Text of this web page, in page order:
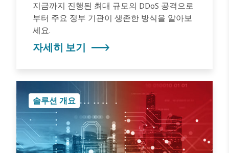
지금까지 진행된 최대 규모의 DDoS 공격으로
부터 주요 정부 기관이 생존한 방식을 알아보
세요.
자세히 보기
솔루션 개요